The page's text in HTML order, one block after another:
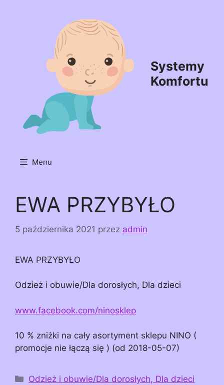
Systemy
Komfortu
Menu
EWA PRZYBYŁO
5 października 2021 przez admin
EWA PRZYBYŁO
Odzież i obuwie/Dla dorosłych, Dla dzieci
www.facebook.com/ninosklep
10 % zniżki na cały asortyment sklepu NINO (
promocje nie łączą się ) (od 2018-05-07)
Kategorie
Odzież i obuwie/Dla dorosłych, Dla dzieci